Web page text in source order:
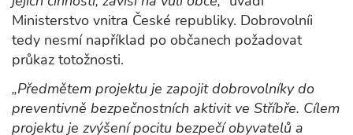
Ministerstvo vnitra České republiky. Dobrovolníi
tedy nesmí například po občanech požadovat
průkaz totožnosti.
„Předmětem projektu je zapojit dobrovolníky do
preventivně bezpečnostních aktivit ve Stříbře. Cílem
projektu je zvýšení pocitu bezpečí obyvatelů a